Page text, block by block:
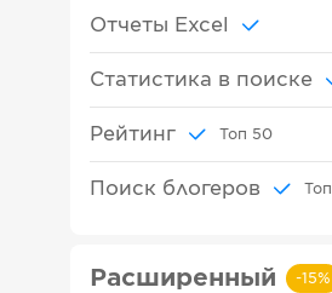
Отчеты Excel
Статистика в поиске
Рейтинг Топ 50
Поиск блогеров Топ
Расширенный -15%